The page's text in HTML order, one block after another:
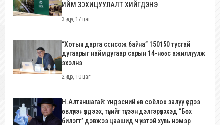
ИЙМ ЗОХИЦУУЛАЛТ ХИЙГДЭНЭ
3 өдөр, 17 цаг
“Хотын дарга сонсож байна” 150150 тусгай
дугаарыг наймдугаар сарын 14-нөөс ажиллуулж
эхэлнэ
2 өдөр, 10 цаг
Н.Алтаншагай: Үндэсний өв соёлоо залуу үедээ
өвлүүлэн үлдээх, түүнийг түгээн дэлгэрүүлэхэд “Бөх
билэгт” дэвжээ цаашид ч үнэтэй хувь нэмэр